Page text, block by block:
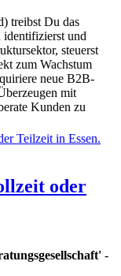
treibst Du das
und
steuerst
zum Wachstum
neue B2B-
mit
Kunden zu
oder
-